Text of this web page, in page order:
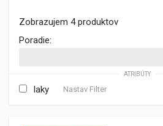
Zobrazujem 4 produktov
Poradie:
ATRIBÚTY
laky Nastav Filter